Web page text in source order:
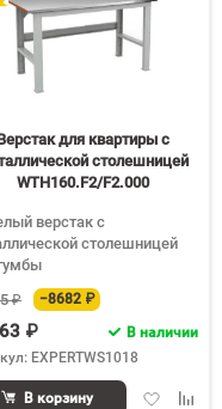
для квартиры с
столешницей
WTH160.F2/F2.000
верстак с
столешницей
₽
−8682 ₽
₽
В наличии
EXPERTWS1018
Добавить
В корзину